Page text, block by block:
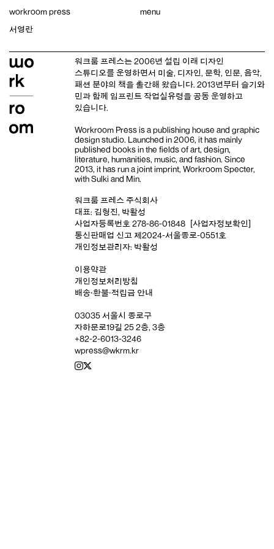
content
workroom press menu
서영란
워크룸 프레스는 2006년 설립 이래 디자인
스튜디오를 운영하면서 미술, 디자인, 문학, 인문, 음악,
패션 분야의 책을 출간해 왔습니다. 2013년부터 슬기와
민과 함께 임프린트 작업실유령을 공동 운영하고
있습니다.
Workroom Press is a publishing house and graphic
design studio. Launched in 2006, it has mainly
published books in the fields of art, design,
literature, humanities, music, and fashion. Since
2013, it has run a joint imprint, Workroom Specter,
with Sulki and Min.
워크룸 프레스 주식회사
대표: 김형진, 박활성
사업자등록번호 278-86-01848
[사업자정보확인]
통신판매업 신고 제2024-서울종로-0551호
개인정보관리자: 박활성
이용약관
개인정보처리방침
배송‧환불‧적립금 안내
03035 서울시 종로구
자하문로19길 25 2층, 3층
+82-2-6013-3246
wpress@wkrm.kr